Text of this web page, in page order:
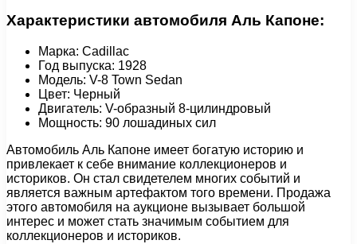
Характеристики автомобиля Аль Капоне:
Марка: Cadillac
Год выпуска: 1928
Модель: V-8 Town Sedan
Цвет: Черный
Двигатель: V-образный 8-цилиндровый
Мощность: 90 лошадиных сил
Автомобиль Аль Капоне имеет богатую историю и
привлекает к себе внимание коллекционеров и
историков. Он стал свидетелем многих событий и
является важным артефактом того времени. Продажа
этого автомобиля на аукционе вызывает большой
интерес и может стать значимым событием для
коллекционеров и историков.